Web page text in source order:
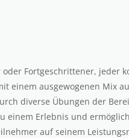
Fortgeschrittener, jeder
einem ausgewogenen Mix
diverse Übungen der
einem Erlebnis und
auf seinem